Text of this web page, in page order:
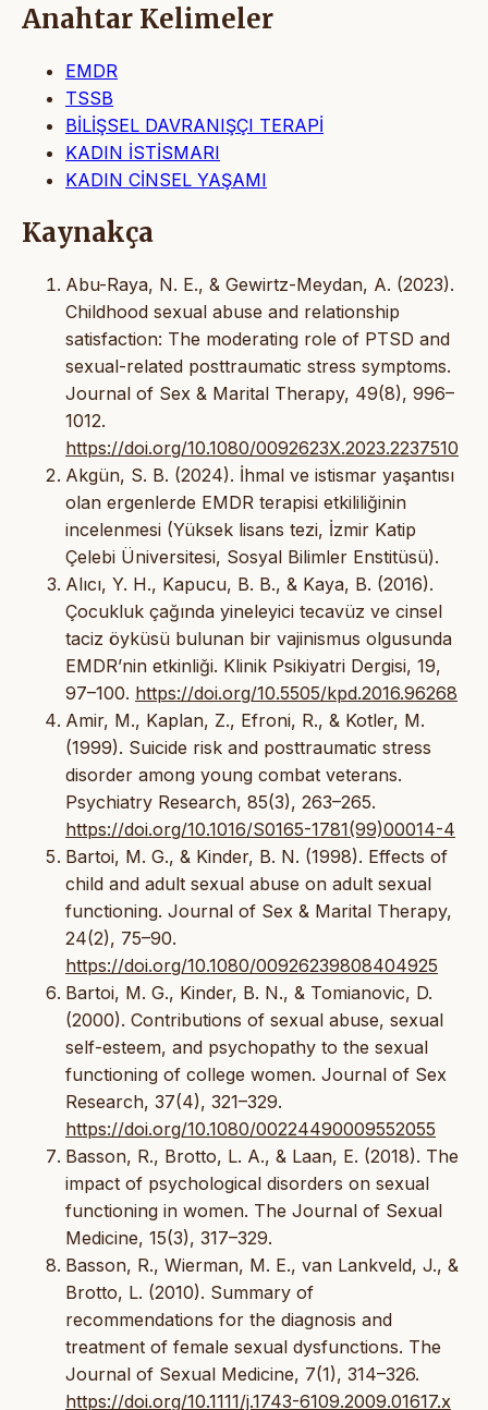
Anahtar Kelimeler
EMDR
TSSB
BİLİŞSEL DAVRANIŞÇI TERAPİ
KADIN İSTİSMARI
KADIN CİNSEL YAŞAMI
Kaynakça
Abu-Raya, N. E., & Gewirtz-Meydan, A. (2023).
Childhood sexual abuse and relationship
satisfaction: The moderating role of PTSD and
sexual-related posttraumatic stress symptoms.
Journal of Sex & Marital Therapy, 49(8), 996–
1012.
https://doi.org/10.1080/0092623X.2023.2237510
Akgün, S. B. (2024). İhmal ve istismar yaşantısı
olan ergenlerde EMDR terapisi etkililiğinin
incelenmesi (Yüksek lisans tezi, İzmir Katip
Çelebi Üniversitesi, Sosyal Bilimler Enstitüsü).
Alıcı, Y. H., Kapucu, B. B., & Kaya, B. (2016).
Çocukluk çağında yineleyici tecavüz ve cinsel
taciz öyküsü bulunan bir vajinismus olgusunda
EMDR’nin etkinliği. Klinik Psikiyatri Dergisi, 19,
97–100. https://doi.org/10.5505/kpd.2016.96268
Amir, M., Kaplan, Z., Efroni, R., & Kotler, M.
(1999). Suicide risk and posttraumatic stress
disorder among young combat veterans.
Psychiatry Research, 85(3), 263–265.
https://doi.org/10.1016/S0165-1781(99)00014-4
Bartoi, M. G., & Kinder, B. N. (1998). Effects of
child and adult sexual abuse on adult sexual
functioning. Journal of Sex & Marital Therapy,
24(2), 75–90.
https://doi.org/10.1080/00926239808404925
Bartoi, M. G., Kinder, B. N., & Tomianovic, D.
(2000). Contributions of sexual abuse, sexual
self-esteem, and psychopathy to the sexual
functioning of college women. Journal of Sex
Research, 37(4), 321–329.
https://doi.org/10.1080/00224490009552055
Basson, R., Brotto, L. A., & Laan, E. (2018). The
impact of psychological disorders on sexual
functioning in women. The Journal of Sexual
Medicine, 15(3), 317–329.
Basson, R., Wierman, M. E., van Lankveld, J., &
Brotto, L. (2010). Summary of
recommendations for the diagnosis and
treatment of female sexual dysfunctions. The
Journal of Sexual Medicine, 7(1), 314–326.
https://doi.org/10.1111/j.1743-6109.2009.01617.x